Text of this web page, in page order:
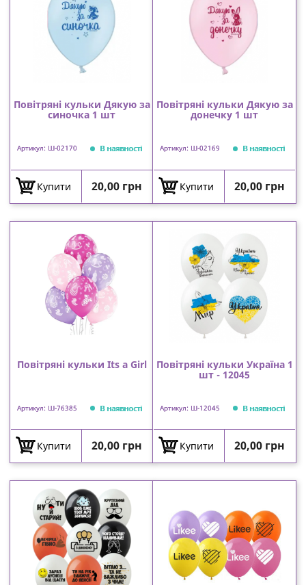
Повітряні кульки Дякую за
синочка 1 шт
Артикул: Ш-02170 В наявності
Купити Ціна
20,00 грн
Повітряні кульки Дякую за
донечку 1 шт
Артикул: Ш-02169 В наявності
Купити Ціна
20,00 грн
Повітряні кульки Its a Girl
Артикул: Ш-76385 В наявності
Купити Ціна
20,00 грн
Повітряні кульки Україна 1
шт - 12045
Артикул: Ш-12045 В наявності
Купити Ціна
20,00 грн